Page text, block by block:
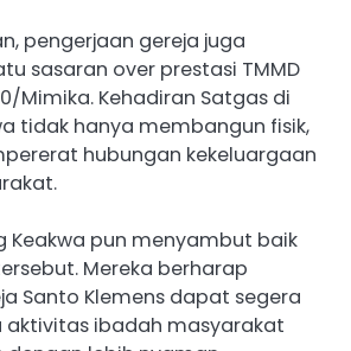
pengerjaan gereja juga
sasaran over prestasi TMMD
Mimika. Kehadiran Satgas di
tidak hanya membangun fisik,
hubungan kekeluargaan
Keakwa pun menyambut baik
Mereka berharap
Santo Klemens dapat segera
aktivitas ibadah masyarakat